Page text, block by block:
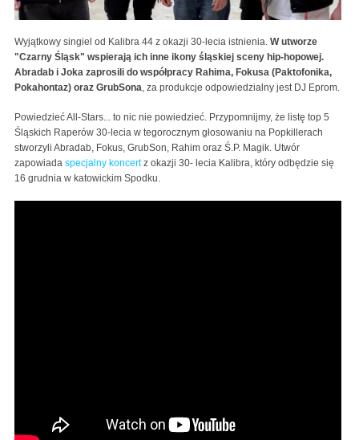
Wyjątkowy singiel od Kalibra 44 z okazji 30-lecia istnienia. W utworze
"Czarny Śląsk" wspierają ich inne ikony śląskiej sceny hip-hopowej.
Abradab i Joka zaprosili do współpracy Rahima, Fokusa (Paktofonika,
Pokahontaz) oraz GrubSona, za produkcje odpowiedzialny jest DJ Eprom.
Powiedzieć All-Stars... to nic nie powiedzieć. Przypomnijmy, że listę top 5
Śląskich Raperów 30-lecia w tegorocznym głosowaniu na Popkillerach
stworzyli Abradab, Fokus, GrubSon, Rahim oraz Ś.P. Magik. Utwór
zapowiada specjalny koncertz okazji 30- lecia Kalibra, który odbędzie się
16 grudnia w katowickim Spodku.